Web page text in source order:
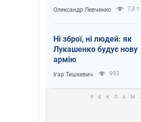
Олександр Левченко 7,8 т.
Ні зброї, ні людей: як
Лукашенко будує нову
армію
Ігар Тишкевич 993